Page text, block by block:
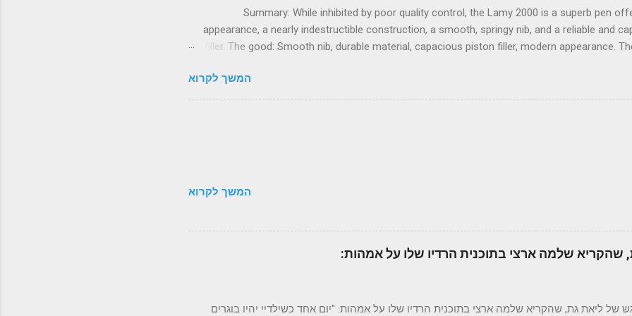
Summary: While inhibited by poor quality control, the Lamy 2000 is a superb pen
appearance, a nearly indestructible construction, a smooth, springy nib, and a reliable and
filler. The good: Smooth nib, durable material, capacious piston filler, modern appearance.
~~~~~~~~~~~~~~~~~~~~~~~~~~~~~~ Pens are emblems of the era. One can easily
man sitting high above the rolling English plains in a mansion in the 1940's, at an oak desk
המשך לקרוא
המשך לקרוא
שלמה ארצי בתוכנית הרדיו שלו על אמהות:
של ליאת גת, שהקריא שלמה ארצי בתוכנית הרדיו שלו על אמהות: "יום אחד כשילדיי יהיו בוגרים